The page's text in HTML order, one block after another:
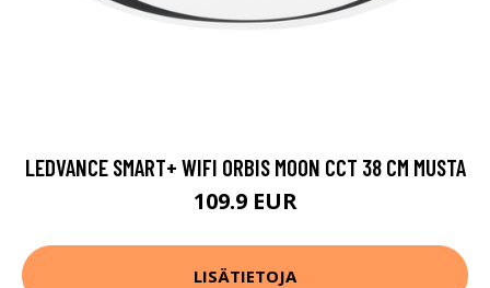
LEDVANCE SMART+ WIFI ORBIS MOON CCT 38 CM MUSTA
109.9 EUR
LISÄTIETOJA